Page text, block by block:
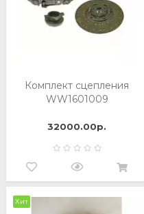
Комплект сцепления
WW1601009
32000.00р.
Хит